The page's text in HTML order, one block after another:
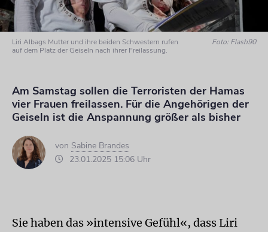
Liri Albags Mutter und ihre beiden Schwestern rufen
auf dem Platz der Geiseln nach ihrer Freilassung.
Foto: Flash90
Am Samstag sollen die Terroristen der Hamas
vier Frauen freilassen. Für die Angehörigen der
Geiseln ist die Anspannung größer als bisher
von Sabine Brandes
23.01.2025 15:06 Uhr
Sie haben das »intensive Gefühl«, dass Liri